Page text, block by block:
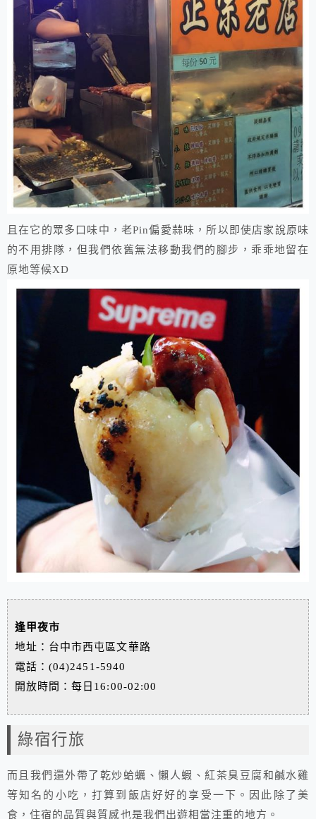
且在它的眾多口味中，老Pin偏愛蒜味，所以即使店家說原味
的不用排隊，但我們依舊無法移動我們的腳步，乖乖地留在
原地等候XD​
逢甲夜市
地址：台中市西屯區文華路
電話：(04)2451-5940
開放時間：每日16:00-02:00
綠宿行旅
而且我們還外帶了乾炒蛤蠣、懶人蝦、紅茶臭豆腐和鹹水雞
等知名的小吃，打算到飯店好好的享受一下。因此除了美
食，住宿的品質與質感也是我們出遊相當注重的地方。